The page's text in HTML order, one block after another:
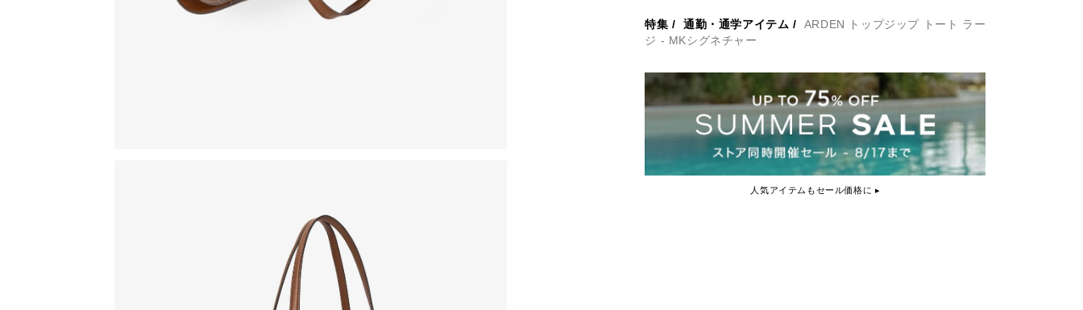
特集 / 通勤・通学アイテム /
ARDEN トップジップ トート ラー
ジ - MKシグネチャー
人気アイテムもセール価格に ▸